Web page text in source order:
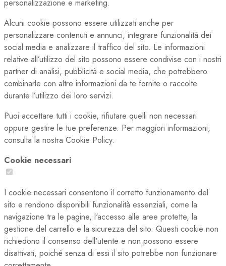
personalizzazione e marketing.
Alcuni cookie possono essere utilizzati anche per
personalizzare contenuti e annunci, integrare funzionalità dei
social media e analizzare il traffico del sito. Le informazioni
relative all’utilizzo del sito possono essere condivise con i nostri
partner di analisi, pubblicità e social media, che potrebbero
combinarle con altre informazioni da te fornite o raccolte
durante l’utilizzo dei loro servizi.
Puoi accettare tutti i cookie, rifiutare quelli non necessari
oppure gestire le tue preferenze. Per maggiori informazioni,
consulta la nostra Cookie Policy.
Cookie necessari
I cookie necessari consentono il corretto funzionamento del
sito e rendono disponibili funzionalità essenziali, come la
navigazione tra le pagine, l'accesso alle aree protette, la
gestione del carrello e la sicurezza del sito. Questi cookie non
richiedono il consenso dell'utente e non possono essere
disattivati, poiché senza di essi il sito potrebbe non funzionare